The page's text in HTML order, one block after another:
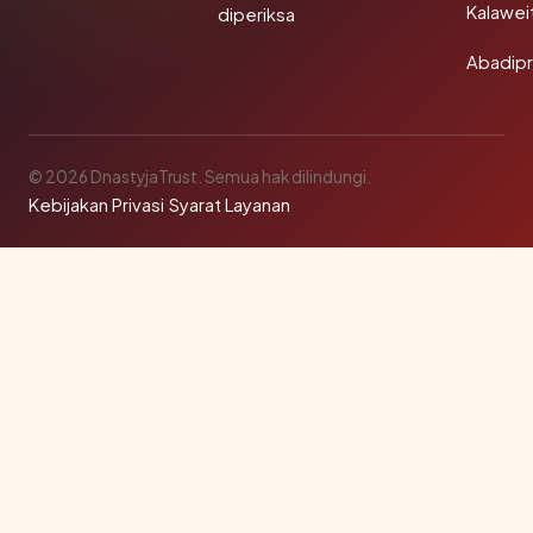
diperiksa
© 2026 DnastyjaTrust. Semua hak dilindungi.
Kebijakan Privasi·Syarat Layanan